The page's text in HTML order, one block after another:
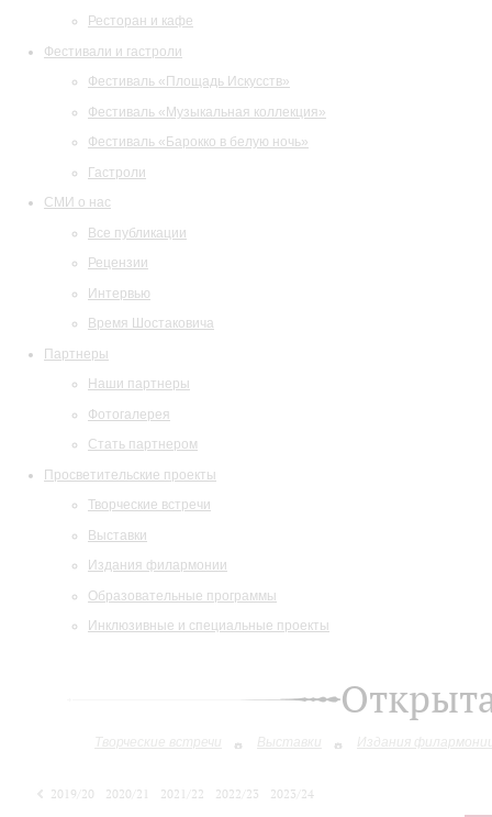
Ресторан и кафе
Фестивали и гастроли
Фестиваль «Площадь Искусств»
Фестиваль «Музыкальная коллекция»
Фестиваль «Барокко в белую ночь»
Гастроли
СМИ о нас
Все публикации
Рецензии
Интервью
Время Шостаковича
Партнеры
Наши партнеры
Фотогалерея
Стать партнером
Просветительские проекты
Творческие встречи
Выставки
Издания филармонии
Образовательные программы
Инклюзивные и специальные проекты
Творческие встречи Выставки Издания
2019/20 2020/21 2021/22 2022/23
2023/24